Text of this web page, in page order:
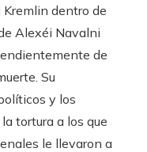
dentro de
Alexéi Navalni
de
Su
y los
tortura a los que
le llevaron a